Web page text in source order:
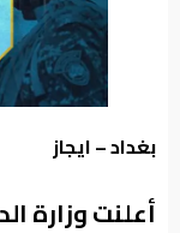
بغداد – ايجاز
أعلنت وزارة